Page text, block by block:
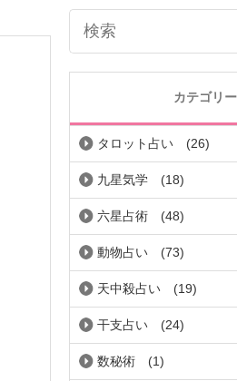
カテゴリー
タロット占い (26)
九星気学 (18)
六星占術 (48)
動物占い (73)
天中殺占い (19)
干支占い (24)
数秘術 (1)